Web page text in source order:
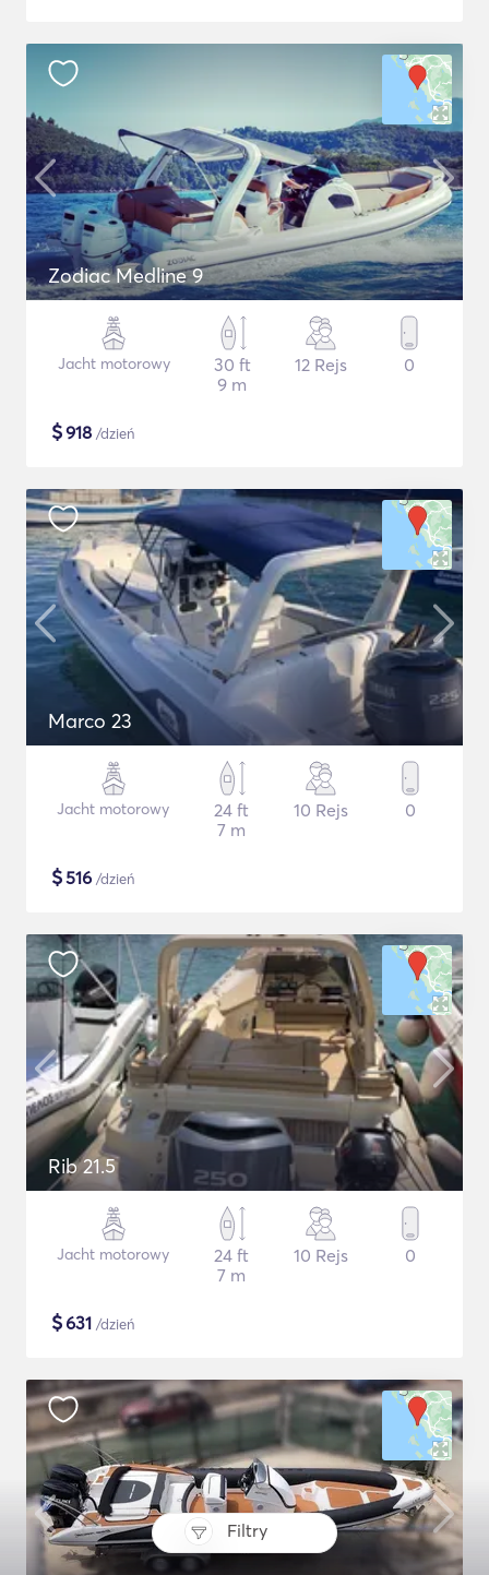
Filtry
Zodiac Medline 9
Jacht motorowy
30 ft
9 m
12 Rejs 0
$918 /dzień
Marco 23
Jacht motorowy
24 ft
7 m
10 Rejs 0
$516 /dzień
Rib 21.5
Jacht motorowy
24 ft
7 m
10 Rejs 0
$631 /dzień